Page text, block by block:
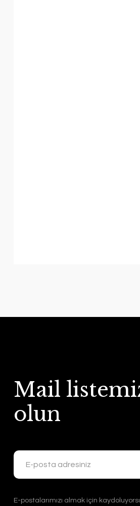
Mail
olun
E-postalarımızı almak için